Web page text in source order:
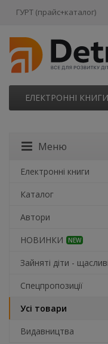
ГУРТ (прайс+каталог)
ЕЛЕКТРОННІ КНИГИ
Меню
Електронні книги
Каталог
Автори
НОВИНКИ
NEW
Зайняті діти -
Спецпропозиції
Усі товари
Видавництва